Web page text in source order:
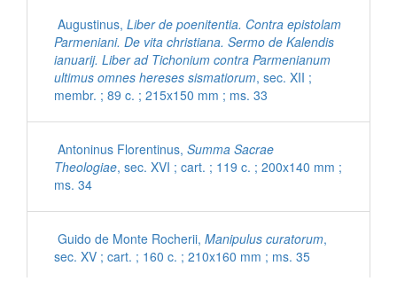
Augustinus, Liber de poenitentia. Contra epistolam
Parmeniani. De vita christiana. Sermo de Kalendis
ianuarij. Liber ad Tichonium contra Parmenianum
ultimus omnes hereses sismatiorum, sec. XII ;
membr. ; 89 c. ; 215x150 mm ; ms. 33
Antoninus Florentinus, Summa Sacrae
Theologiae, sec. XVI ; cart. ; 119 c. ; 200x140 mm ;
ms. 34
Guido de Monte Rocherii, Manipulus curatorum,
sec. XV ; cart. ; 160 c. ; 210x160 mm ; ms. 35